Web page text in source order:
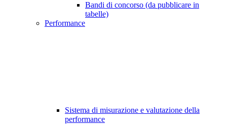
Bandi di concorso (da pubblicare in
tabelle)
Performance
Sistema di misurazione e valutazione della
performance